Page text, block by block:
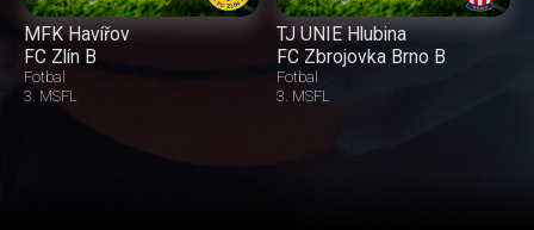
MFK Havířov
FC Zlín B
Fotbal
3. MSFL
TJ UNIE Hlubina
FC Zbrojovka Brno B
Fotbal
3. MSFL